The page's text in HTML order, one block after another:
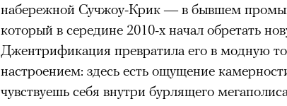
набережной Сучжоу-Крик — в бывшем
который в середине 2010-х начал обретать
Джентрификация превратила его в модную
настроением: здесь есть ощущение
чувствуешь себя внутри бурлящего
Зеленые глаза» Фанни Лиатар и Жереми
«Бумажный тигр» Джеймса Грэя
«Охота» Уэйна Вапимуквы
Ретроспектива «Красное и черное: